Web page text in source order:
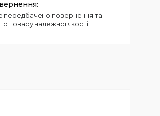
товару належної якості